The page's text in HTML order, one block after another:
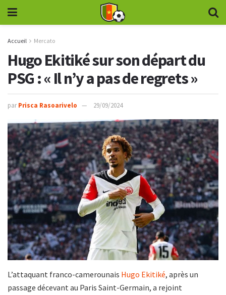
Accueil Mercato
Hugo Ekitiké sur son départ du
PSG : « Il n’y a pas de regrets »
par Prisca Rasoarivelo 29/09/2024
L’attaquant franco-camerounais Hugo Ekitiké, après un
passage décevant au Paris Saint-Germain, a rejoint